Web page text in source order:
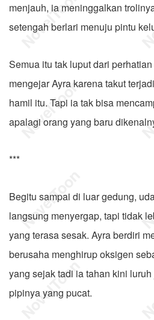
menjauh, ia meninggalkan
setengah berlari menuju pintu
Semua itu tak luput dari
mengejar Ayra karena takut
hamil itu. Tapi ia tak bisa
apalagi orang yang baru
***
Begitu sampai di luar gedung,
langsung menyergap, tapi tidak
yang terasa sesak. Ayra berdiri
berusaha menghirup oksigen
yang sejak tadi ia tahan kini
pipinya yang pucat.